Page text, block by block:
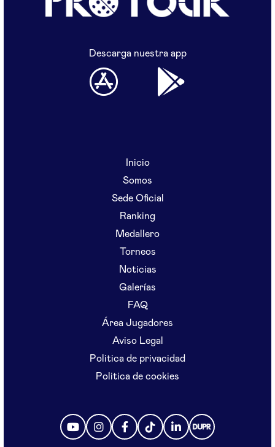
Descarga nuestra app
Inicio
Somos
Sede Oficial
Ranking
Medallero
Torneos
Noticias
Galerías
FAQ
Área Jugadores
Aviso Legal
Politica de privacidad
Politica de cookies